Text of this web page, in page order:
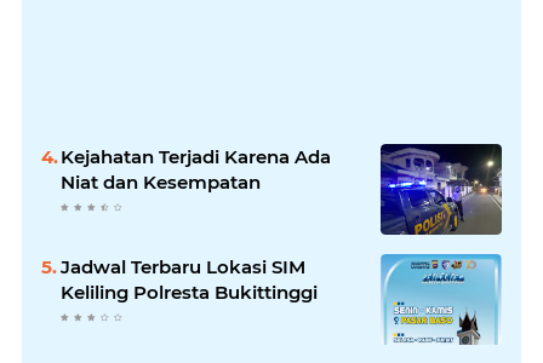
Kejahatan Terjadi Karena Ada
Niat dan Kesempatan
Jadwal Terbaru Lokasi SIM
Keliling Polresta Bukittinggi